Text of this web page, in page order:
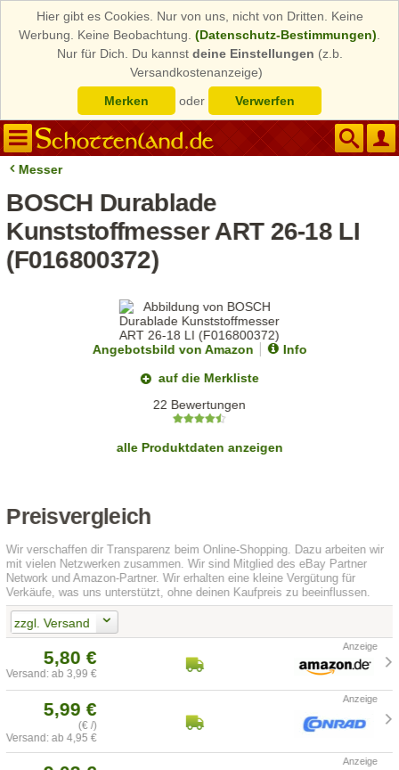
Hier gibt es Cookies. Nur von uns, nicht von Dritten. Keine
Werbung. Keine Beobachtung. (Datenschutz-Bestimmungen)
Nur für Dich. Du kannst deine Einstellungen (z.b.
Versandkostenanzeige)
Merken
oder Verwerfen
Messer
BOSCH Durablade
Kunststoffmesser ART 26-18 LI
(F016800372)
Angebotsbild von Amazon
Info
auf die Merkliste
22 Bewertungen
alle Produktdaten anzeigen
Preisvergleich
Wir verschaffen dir Transparenz beim Online-Shopping. Dazu arbeiten wir
mit vielen Netzwerken zusammen. Wir sind Mitglied des eBay Partner
Network und Amazon-Partner. Wir erhalten eine kleine Vergütung für
Verkäufe, was uns unterstützt, ohne deinen Kaufpreis zu beeinflussen.
zzgl. Versand
5,80 €
Versand: ab 3,99 €
5,99 €
(€ /)
Versand: ab 4,95 €